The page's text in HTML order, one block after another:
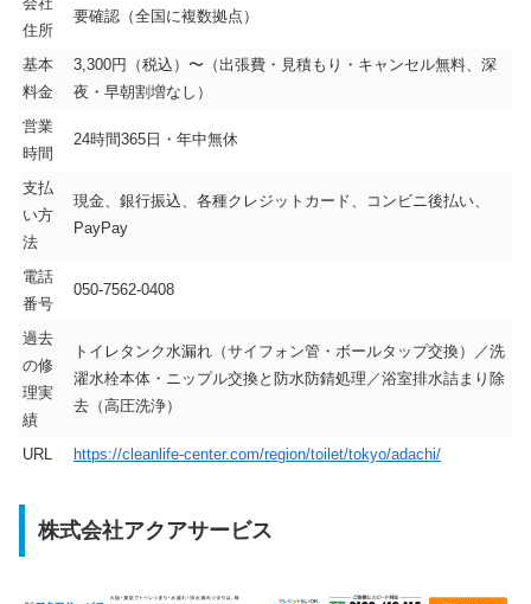
住所
要確認（全国に複数拠点）
基本
料金
3,300円（税込）〜（出張費・見積もり・キャンセル無料、深
夜・早朝割増なし）
営業
時間
24時間365日・年中無休
支払
い方
法
現金、銀行振込、各種クレジットカード、コンビニ後払い、
PayPay
電話
番号
050-7562-0408
過去
の修
理実
績
トイレタンク水漏れ（サイフォン管・ボールタップ交換）／洗
濯水栓本体・ニップル交換と防水防錆処理／浴室排水詰まり除
去（高圧洗浄）
URL https://cleanlife-center.com/region/toilet/tokyo/adachi/
株式会社アクアサービス